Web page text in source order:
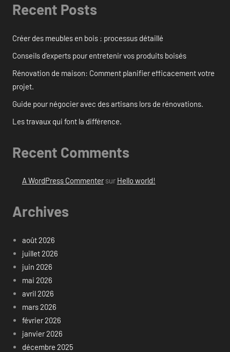
Recent Posts
Créer des meubles en bois : processus détaillé
Conseils d’experts pour entretenir vos produits boisés
Rénovation de maison: Comment planifier efficacement votre
projet.
Guide pour négocier avec des artisans lors de rénovations.
Les travaux qui font la différence.
Recent Comments
A WordPress Commentersur Hello world!
Archives
août 2026
juillet 2026
juin 2026
mai 2026
avril 2026
mars 2026
février 2026
janvier 2026
décembre 2025